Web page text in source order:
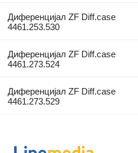
Диференцијал ZF Diff.case
4461.253.530
Диференцијал ZF Diff.case
4461.273.524
Диференцијал ZF Diff.case
4461.273.529